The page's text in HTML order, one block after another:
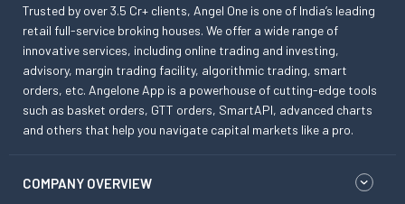
Trusted by over 3.5 Cr+ clients, Angel One is one of India’s leading
retail full-service broking houses. We offer a wide range of
innovative services, including online trading and investing,
advisory, margin trading facility, algorithmic trading, smart
orders, etc. Angelone App is a powerhouse of cutting-edge tools
such as basket orders, GTT orders, SmartAPI, advanced charts
and others that help you navigate capital markets like a pro.
COMPANY OVERVIEW